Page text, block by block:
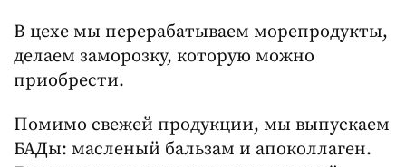
В цехе мы перерабатываем морепродукты,
делаем заморозку, которую можно
приобрести.
Помимо свежей продукции, мы выпускаем
БАДы: масленый бальзам и апоколлаген.